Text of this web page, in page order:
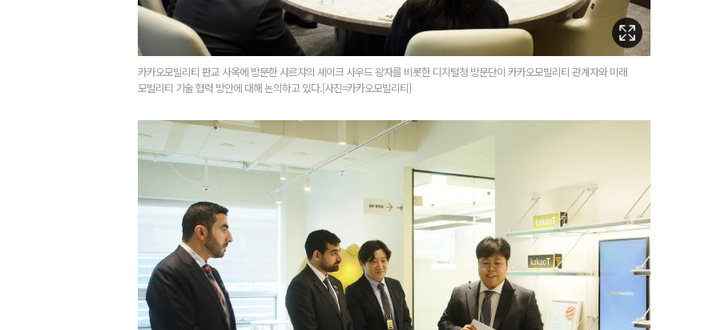
카카오모빌리티 판교 사옥에 방문한 샤르쟈의 셰이크 사우드 왕자를 비롯한 디지털청 방문단이 카카오모빌리티 관계자와 미래
모빌리티 기술 협력 방안에 대해 논의하고 있다.[사진=카카오모빌리티]